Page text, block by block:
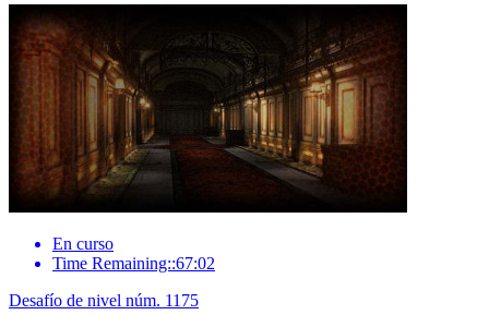
En curso
Time Remaining::67:02
Desafío de nivel núm. 1175